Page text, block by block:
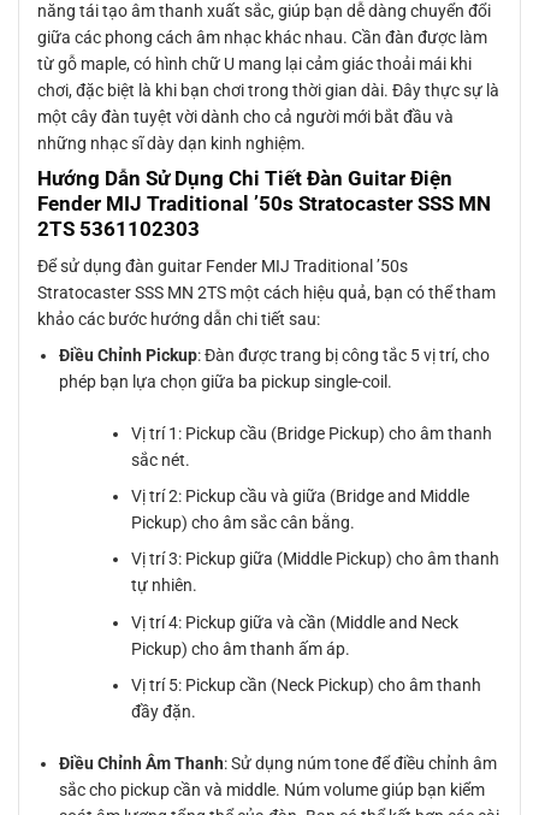
năng tái tạo âm thanh xuất sắc, giúp bạn dễ dàng chuyển đổi
giữa các phong cách âm nhạc khác nhau. Cần đàn được làm
từ gỗ maple, có hình chữ U mang lại cảm giác thoải mái khi
chơi, đặc biệt là khi bạn chơi trong thời gian dài. Đây thực sự là
một cây đàn tuyệt vời dành cho cả người mới bắt đầu và
những nhạc sĩ dày dạn kinh nghiệm.
Hướng Dẫn Sử Dụng Chi Tiết Đàn Guitar Điện
Fender MIJ Traditional ’50s Stratocaster SSS MN
2TS 5361102303
Để sử dụng đàn guitar Fender MIJ Traditional ’50s
Stratocaster SSS MN 2TS một cách hiệu quả, bạn có thể tham
khảo các bước hướng dẫn chi tiết sau:
Điều Chỉnh Pickup: Đàn được trang bị công tắc 5 vị trí, cho
phép bạn lựa chọn giữa ba pickup single-coil.
Vị trí 1: Pickup cầu (Bridge Pickup) cho âm thanh
sắc nét.
Vị trí 2: Pickup cầu và giữa (Bridge and Middle
Pickup) cho âm sắc cân bằng.
Vị trí 3: Pickup giữa (Middle Pickup) cho âm thanh
tự nhiên.
Vị trí 4: Pickup giữa và cần (Middle and Neck
Pickup) cho âm thanh ấm áp.
Vị trí 5: Pickup cần (Neck Pickup) cho âm thanh
đầy đặn.
Điều Chỉnh Âm Thanh: Sử dụng núm tone để điều chỉnh âm
sắc cho pickup cần và middle. Núm volume giúp bạn kiểm